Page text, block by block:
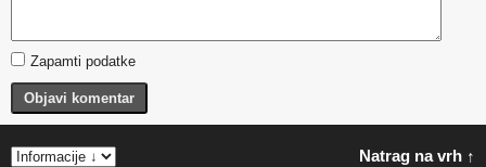
Zapamti podatke
Objavi komentar
Natrag na vrh ↑